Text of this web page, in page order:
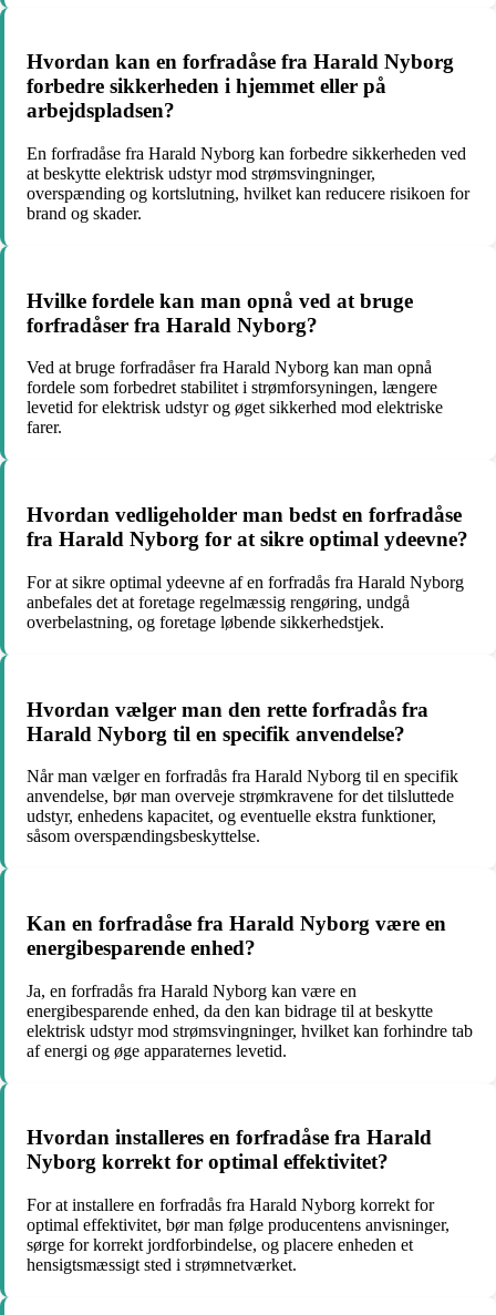
Hvordan kan en forfradåse fra Harald Nyborg
forbedre sikkerheden i hjemmet eller på
arbejdspladsen?
En forfradåse fra Harald Nyborg kan forbedre sikkerheden ved
at beskytte elektrisk udstyr mod strømsvingninger,
overspænding og kortslutning, hvilket kan reducere risikoen for
brand og skader.
Hvilke fordele kan man opnå ved at bruge
forfradåser fra Harald Nyborg?
Ved at bruge forfradåser fra Harald Nyborg kan man opnå
fordele som forbedret stabilitet i strømforsyningen, længere
levetid for elektrisk udstyr og øget sikkerhed mod elektriske
farer.
Hvordan vedligeholder man bedst en forfradåse
fra Harald Nyborg for at sikre optimal ydeevne?
For at sikre optimal ydeevne af en forfradås fra Harald Nyborg
anbefales det at foretage regelmæssig rengøring, undgå
overbelastning, og foretage løbende sikkerhedstjek.
Hvordan vælger man den rette forfradås fra
Harald Nyborg til en specifik anvendelse?
Når man vælger en forfradås fra Harald Nyborg til en specifik
anvendelse, bør man overveje strømkravene for det tilsluttede
udstyr, enhedens kapacitet, og eventuelle ekstra funktioner,
såsom overspændingsbeskyttelse.
Kan en forfradåse fra Harald Nyborg være en
energibesparende enhed?
Ja, en forfradås fra Harald Nyborg kan være en
energibesparende enhed, da den kan bidrage til at beskytte
elektrisk udstyr mod strømsvingninger, hvilket kan forhindre tab
af energi og øge apparaternes levetid.
Hvordan installeres en forfradåse fra Harald
Nyborg korrekt for optimal effektivitet?
For at installere en forfradås fra Harald Nyborg korrekt for
optimal effektivitet, bør man følge producentens anvisninger,
sørge for korrekt jordforbindelse, og placere enheden et
hensigtsmæssigt sted i strømnetværket.